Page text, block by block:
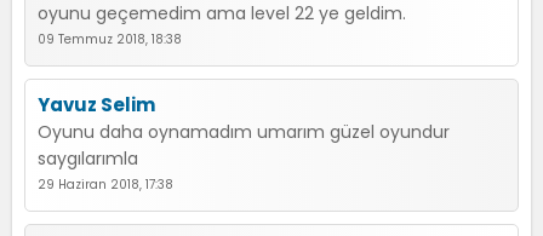
oyunu geçemedim ama level 22 ye geldim.
09 Temmuz 2018, 18:38
Yavuz Selim
Oyunu daha oynamadım umarım güzel oyundur
saygılarımla
29 Haziran 2018, 17:38